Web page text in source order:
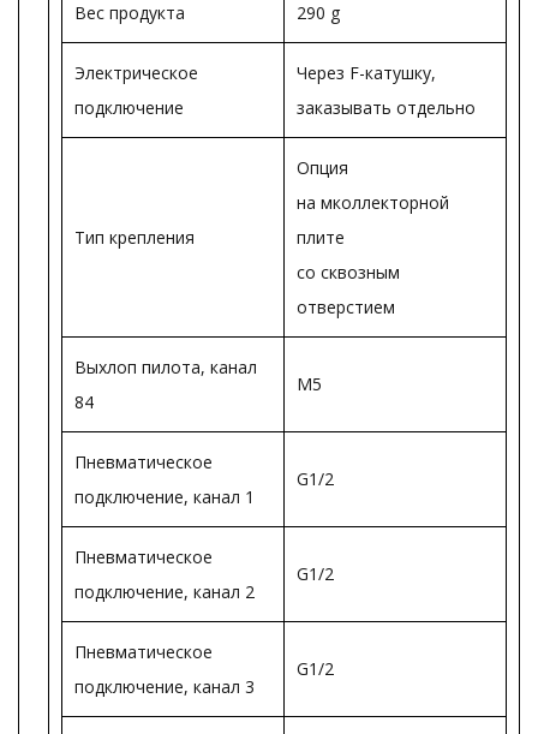
Вес продукта 290 g
Электрическое
подключение
Через F-катушку,
заказывать отдельно
Тип крепления
Опция
на мколлекторной
плите
со сквозным
отверстием
Выхлоп пилота, канал
84
M5
Пневматическое
подключение, канал 1
G1/2
Пневматическое
подключение, канал 2
G1/2
Пневматическое
подключение, канал 3
G1/2